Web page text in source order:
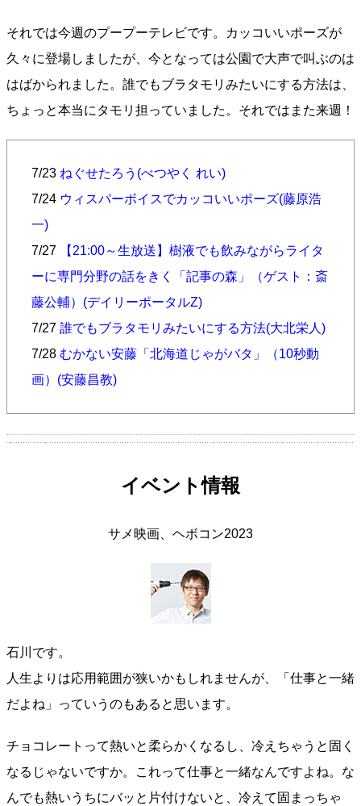
それでは今週のプープーテレビです。カッコいいポーズが
久々に登場しましたが、今となっては公園で大声で叫ぶのは
はばかられました。誰でもブラタモリみたいにする方法は、
ちょっと本当にタモリ担っていました。それではまた来週！
7/23 ねぐせたろう(べつやく れい)
7/24 ウィスパーボイスでカッコいいポーズ(藤原浩
一)
7/27 【21:00～生放送】樹液でも飲みながらライタ
ーに専門分野の話をきく「記事の森」（ゲスト：斎
藤公輔）(デイリーポータルZ)
7/27 誰でもブラタモリみたいにする方法(大北栄人)
7/28 むかない安藤「北海道じゃがバタ」（10秒動
画）(安藤昌教)
イベント情報
サメ映画、ヘボコン2023
石川です。
人生よりは応用範囲が狭いかもしれませんが、「仕事と一緒
だよね」っていうのもあると思います。
チョコレートって熱いと柔らかくなるし、冷えちゃうと固く
なるじゃないですか。これって仕事と一緒なんですよね。な
んでも熱いうちにバッと片付けないと、冷えて固まっちゃ